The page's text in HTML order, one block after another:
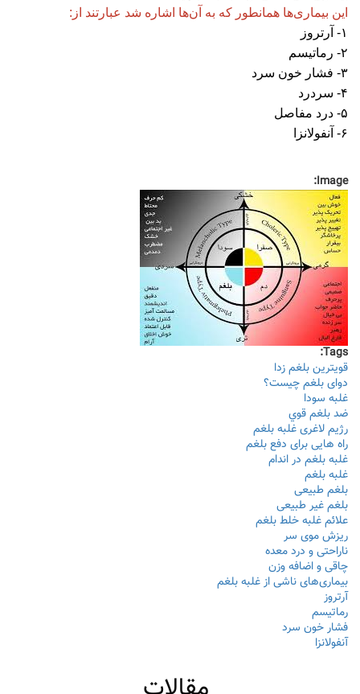
این بیماری‌ها همانطور که به آن‌ها اشاره شد عبارتند از:
۱- آرتروز
۲- رماتیسم
۳- فشار خون سرد
۴- سردرد
۵- درد مفاصل
۶- آنفولانزا
Image:
Tags:
قویترین بلغم زدا
دوای بلغم چیست؟
غلبه سودا
ضد بلغم قوي
رژیم لاغری غلبه بلغم
راه هایی برای دفع بلغم
غلبه بلغم در اندام
غلبه بلغم
بلغم طبیعی
بلغم غیر طبیعی
علائم غلبه خلط بلغم
ریزش موی سر
ناراحتی و درد معده
چاقی و اضافه وزن
بیماری‌های ناشی از غلبه بلغم
آرتروز
رماتیسم
فشار خون سرد
آنفولانزا